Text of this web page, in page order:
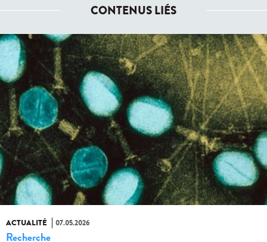
CONTENUS LIÉS
ACTUALITÉ 07.05.2026
Recherche